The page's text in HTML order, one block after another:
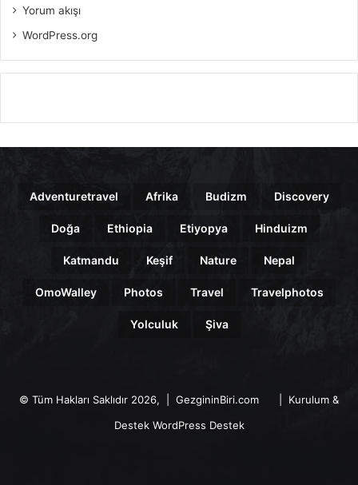
Yorum akışı
WordPress.org
Adventuretravel Afrika Budizm Discovery
Doğa Ethiopia Etiyopya Hinduizm
Katmandu Keşif Nature Nepal
OmoWalley Photos Travel Travelphotos
Yolculuk Şiva
© Tüm Hakları Saklıdır 2026, | GezgininBiri.com
| Kurulum &
Destek WordPress Destek